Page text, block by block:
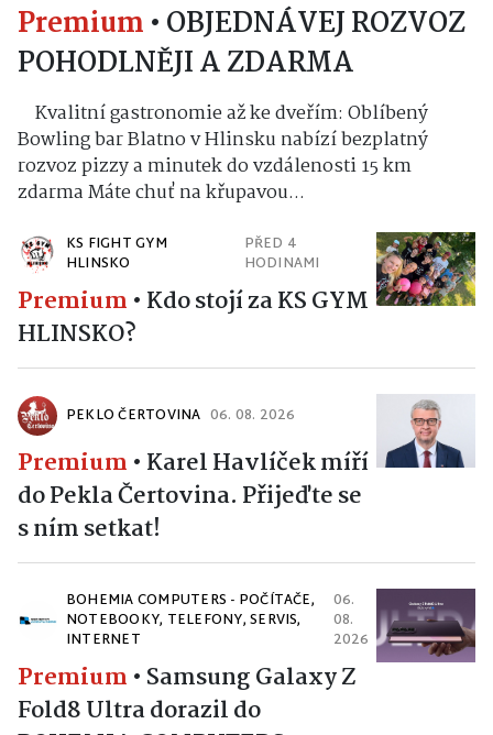
Premium • OBJEDNÁVEJ ROZVOZ
POHODLNĚJI A ZDARMA
Kvalitní gastronomie až ke dveřím: Oblíbený
Bowling bar Blatno v Hlinsku nabízí bezplatný
rozvoz pizzy a minutek do vzdálenosti 15 km
zdarma Máte chuť na křupavou...
KS FIGHT GYM
HLINSKO
PŘED 4
HODINAMI
Premium • Kdo stojí za KS GYM
HLINSKO?
PEKLO ČERTOVINA 06. 08. 2026
Premium • Karel Havlíček míří
do Pekla Čertovina. Přijeďte se
s ním setkat!
BOHEMIA COMPUTERS - POČÍTAČE,
NOTEBOOKY, TELEFONY, SERVIS,
INTERNET
06.
08.
2026
Premium • Samsung Galaxy Z
Fold8 Ultra dorazil do